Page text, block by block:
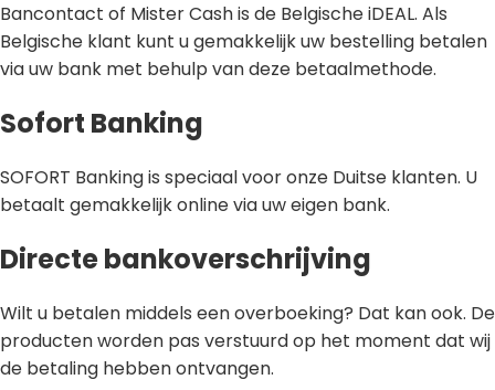
Bancontact of Mister Cash is de Belgische iDEAL. Als
Belgische klant kunt u gemakkelijk uw bestelling betalen
via uw bank met behulp van deze betaalmethode.
Sofort Banking
SOFORT Banking is speciaal voor onze Duitse klanten. U
betaalt gemakkelijk online via uw eigen bank.
Directe bankoverschrijving
Wilt u betalen middels een overboeking? Dat kan ook. De
producten worden pas verstuurd op het moment dat wij
de betaling hebben ontvangen.